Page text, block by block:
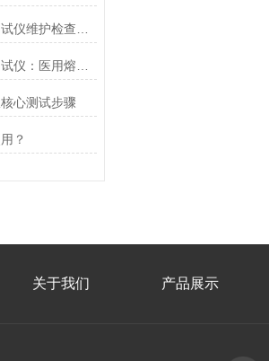
心测试步骤
？
关于我们 产品展示